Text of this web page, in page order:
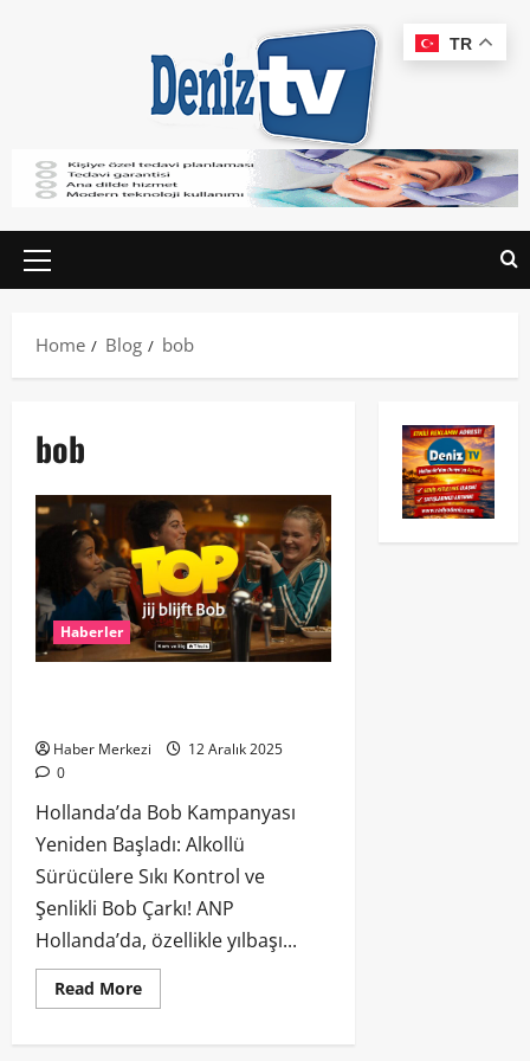
Home Blog bob
bob
Haberler
Haber Merkezi
12 Aralık 2025
0
Hollanda’da Bob Kampanyası
Yeniden Başladı: Alkollü
Sürücülere Sıkı Kontrol ve
Şenlikli Bob Çarkı! ANP
Hollanda’da, özellikle yılbaşı...
Read More
TR